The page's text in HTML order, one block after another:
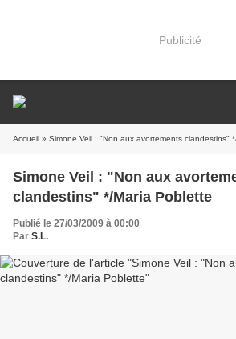
Publicité
Accueil » Simone Veil : "Non aux avortements clandestins"
Simone Veil : "Non aux
clandestins" */Maria Poblette
Publié le 27/03/2009 à 00:00
Par S.L.